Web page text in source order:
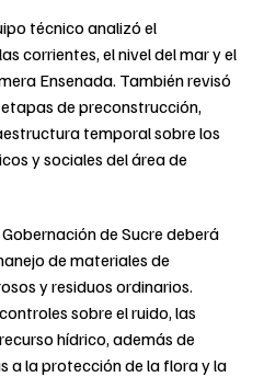
técnico analizó el
corrientes, el nivel del mar y el
Ensenada. También revisó
de preconstrucción,
temporal sobre los
y sociales del área de
de Sucre deberá
de materiales de
y residuos ordinarios.
sobre el ruido, las
hídrico, además de
a la protección de la flora y la